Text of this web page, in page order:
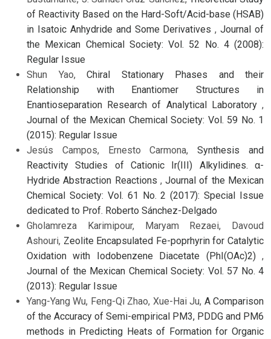
of Reactivity Based on the Hard-Soft/Acid-base (HSAB)
in Isatoic Anhydride and Some Derivatives,Journal of
the Mexican Chemical Society: Vol. 52 No. 4 (2008):
Regular Issue
Shun Yao, Chiral Stationary Phases and their
Relationship with Enantiomer Structures in
Enantioseparation Research of Analytical Laboratory ,
Journal of the Mexican Chemical Society: Vol. 59 No. 1
(2015): Regular Issue
Jesús Campos, Ernesto Carmona,Synthesis and
Reactivity Studies of Cationic Ir(III) Alkylidines. α-
Hydride Abstraction Reactions ,Journal of the Mexican
Chemical Society: Vol. 61 No. 2 (2017): Special Issue
dedicated to Prof. Roberto Sánchez-Delgado
Gholamreza Karimipour, Maryam Rezaei, Davoud
Ashouri, Zeolite Encapsulated Fe-poprhyrin for Catalytic
Oxidation with Iodobenzene Diacetate (PhI(OAc)2) ,
Journal of the Mexican Chemical Society: Vol. 57 No. 4
(2013): Regular Issue
Yang-Yang Wu, Feng-Qi Zhao, Xue-Hai Ju, A Comparison
of the Accuracy of Semi-empirical PM3, PDDG and PM6
methods in Predicting Heats of Formation for Organic